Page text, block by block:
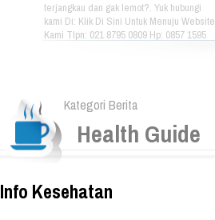
terjangkau dan gak lemot?. Yuk hubungi
kami Di: Klik Di Sini Untuk Menuju Website
Kami Tlpn: 021 8795 0809 Hp: 0857 1595
Kategori Berita
Health Guide
Info Kesehatan